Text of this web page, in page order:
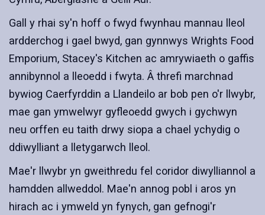
Gall y rhai sy'n hoff o fwyd fwynhau mannau lleol
ardderchog i gael bwyd, gan gynnwys Wrights Food
Emporium, Stacey's Kitchen ac amrywiaeth o gaffis
annibynnol a lleoedd i fwyta. Â threfi marchnad
bywiog Caerfyrddin a Llandeilo ar bob pen o'r llwybr,
mae gan ymwelwyr gyfleoedd gwych i gychwyn
neu orffen eu taith drwy siopa a chael ychydig o
ddiwylliant a lletygarwch lleol.
Mae'r llwybr yn gweithredu fel coridor diwylliannol a
hamdden allweddol. Mae'n annog pobl i aros yn
hirach ac i ymweld yn fynych, gan gefnogi'r